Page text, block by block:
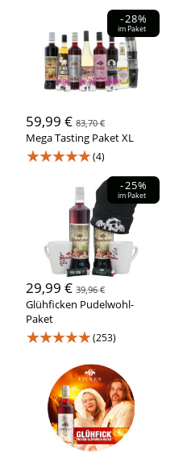
-28%
im Paket
59,99 €83,70 €
Mega Tasting Paket XL
★★★★★(4)
-25%
im Paket
29,99 €39,96 €
Glühficken Pudelwohl-
Paket
★★★★★(253)